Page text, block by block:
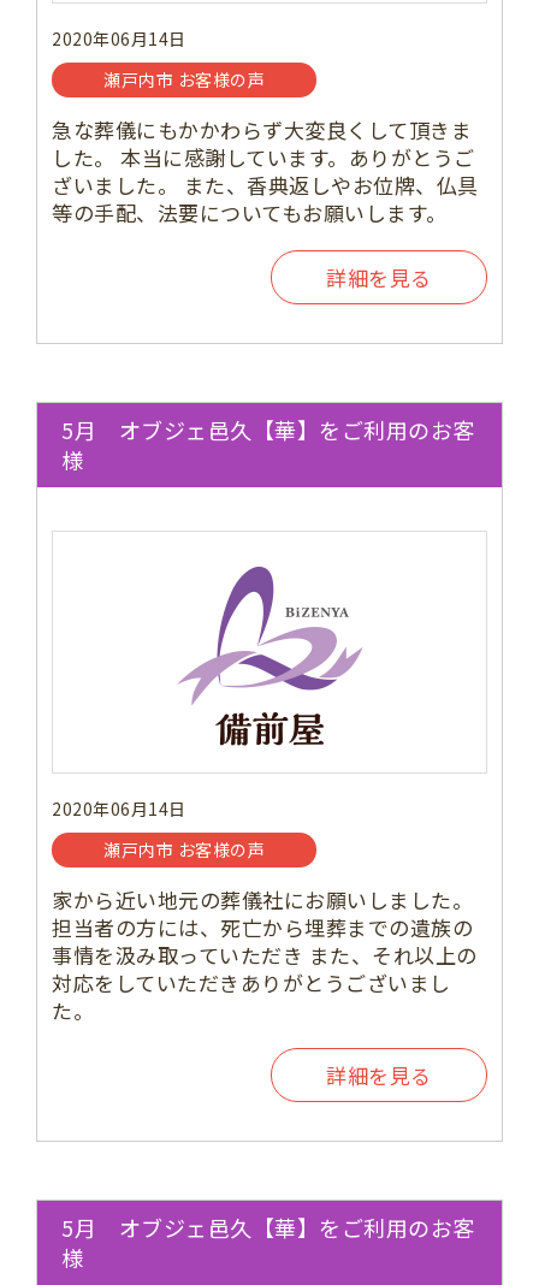
2020年06月14日
瀬戸内市 お客様の声
急な葬儀にもかかわらず大変良くして頂きま
した。 本当に感謝しています。ありがとうご
ざいました。 また、香典返しやお位牌、仏具
等の手配、法要についてもお願いします。
詳細を見る
5月 オブジェ邑久【華】をご利用のお客
様
2020年06月14日
瀬戸内市 お客様の声
家から近い地元の葬儀社にお願いしました。
担当者の方には、死亡から埋葬までの遺族の
事情を汲み取っていただき また、それ以上の
対応をしていただきありがとうございまし
た。
詳細を見る
5月 オブジェ邑久【華】をご利用のお客
様